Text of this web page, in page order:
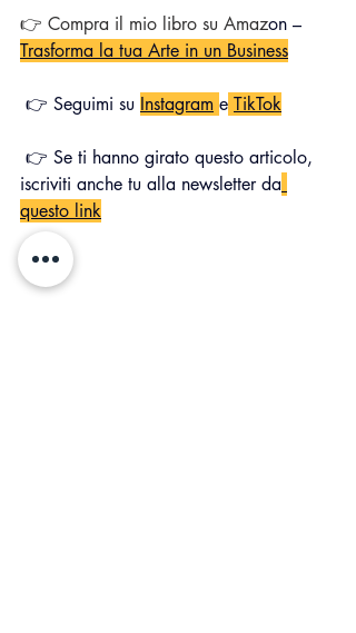
👉 Compra il mio libro su Amazon –
Trasforma la tua Arte in un Business
👉 Seguimi su Instagram e TikTok
iscriviti anche tu alla newsletter da
questo link